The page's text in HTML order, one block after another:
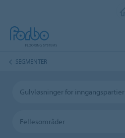
SEGMENTER
Gulvløsninger for inngangspartier
Fellesområder